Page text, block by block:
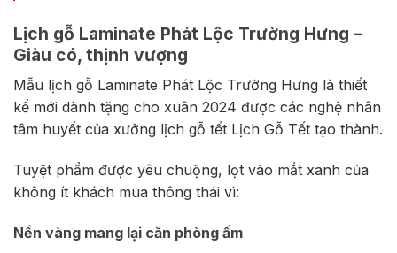
Lịch gỗ Laminate Phát Lộc Trường Hưng –
Giàu có, thịnh vượng
Mẫu lịch gỗ Laminate Phát Lộc Trường Hưng là thiết
kế mới dành tặng cho xuân 2024 được các nghệ nhân
tâm huyết của xưởng lịch gỗ tết Lịch Gỗ Tết tạo thành.
Tuyệt phẩm được yêu chuộng, lọt vào mắt xanh của
không ít khách mua thông thái vì:
Nền vàng mang lại căn phòng ấm